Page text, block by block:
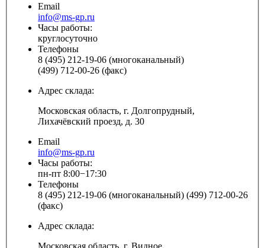
Email
info@ms-gp.ru
Часы работы:
круглосуточно
Телефоны
8 (495) 212-19-06 (многоканальный)
(499) 712-00-26 (факс)
Адрес склада:
Московская область, г. Долгопрудный,
Лихачёвский проезд, д. 30
Email
info@ms-gp.ru
Часы работы:
пн-пт 8:00−17:30
Телефоны
8 (495) 212-19-06 (многоканальный) (499) 712-00-26
(факс)
Адрес склада:
Московская область, г. Видное,